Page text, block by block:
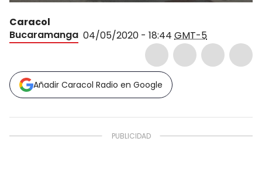
Caracol
Bucaramanga 04/05/2020 - 18:44 GMT-5
Añadir Caracol Radio en Google